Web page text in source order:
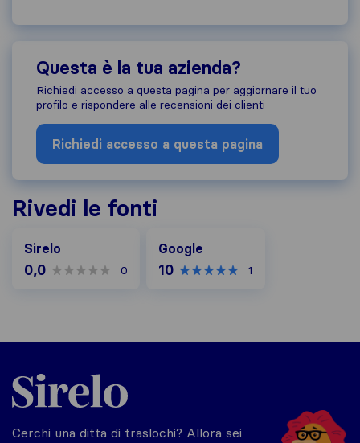
Questa è la tua azienda?
Richiedi accesso a questa pagina per aggiornare il tuo
profilo e rispondere alle recensioni dei clienti
Richiedi accesso a questa pagina
Rivedi le fonti
Sirelo
0,0 0
Google
10 1
Sirelo.it
Cerchi una ditta di traslochi? Allora sei